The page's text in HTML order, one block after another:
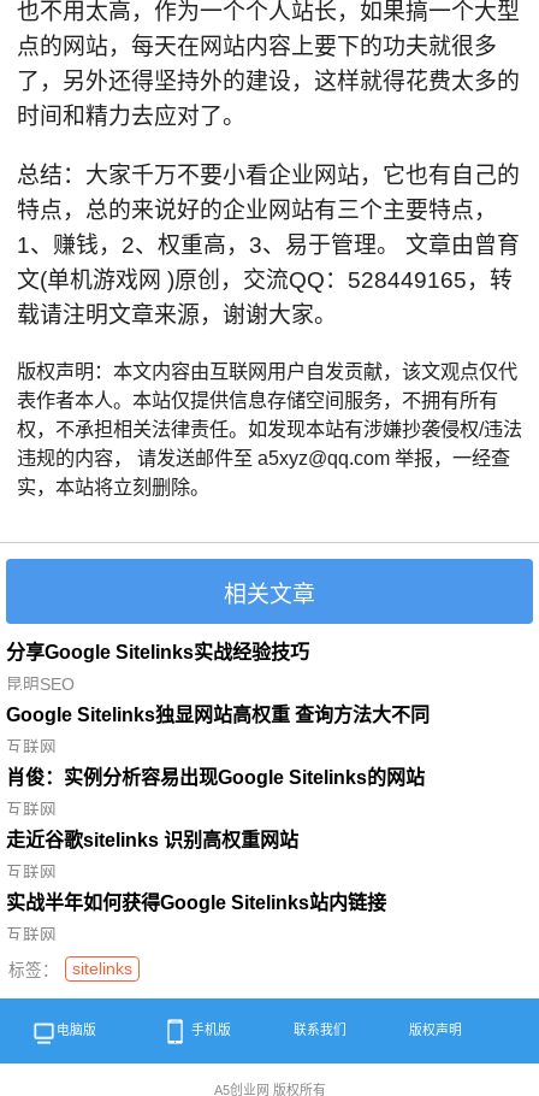
也不用太高，作为一个个人站长，如果搞一个大型
点的网站，每天在网站内容上要下的功夫就很多
了，另外还得坚持外的建设，这样就得花费太多的
时间和精力去应对了。
总结：大家千万不要小看企业网站，它也有自己的
特点，总的来说好的企业网站有三个主要特点，
1、赚钱，2、权重高，3、易于管理。 文章由曾育
文(单机游戏网 )原创，交流QQ：528449165，转
载请注明文章来源，谢谢大家。
版权声明：本文内容由互联网用户自发贡献，该文观点仅代
表作者本人。本站仅提供信息存储空间服务，不拥有所有
权，不承担相关法律责任。如发现本站有涉嫌抄袭侵权/违法
违规的内容， 请发送邮件至 a5xyz@qq.com 举报，一经查
实，本站将立刻删除。
相关文章
分享Google Sitelinks实战经验技巧
昆明SEO
Google Sitelinks独显网站高权重 查询方法大不同
互联网
肖俊：实例分析容易出现Google Sitelinks的网站
互联网
走近谷歌sitelinks 识别高权重网站
互联网
实战半年如何获得Google Sitelinks站内链接
互联网
标签：
sitelinks
电脑版 手机版 联系我们 版权声明
A5创业网 版权所有